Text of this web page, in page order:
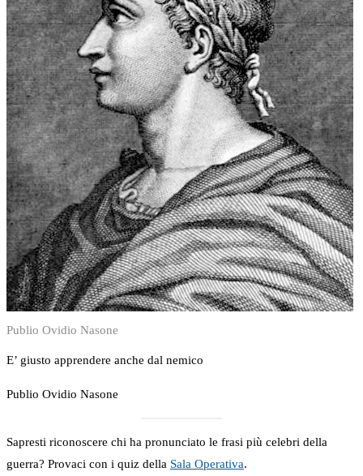
Publio Ovidio Nasone
E’ giusto apprendere anche dal nemico
Publio Ovidio Nasone
Sapresti riconoscere chi ha pronunciato le frasi più celebri della
guerra? Provaci con i quiz della Sala Operativa.